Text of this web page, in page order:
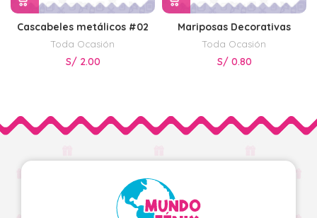
Cascabeles metálicos #02
Toda Ocasión
S/ 2.00
Mariposas Decorativas
Toda Ocasión
S/ 0.80